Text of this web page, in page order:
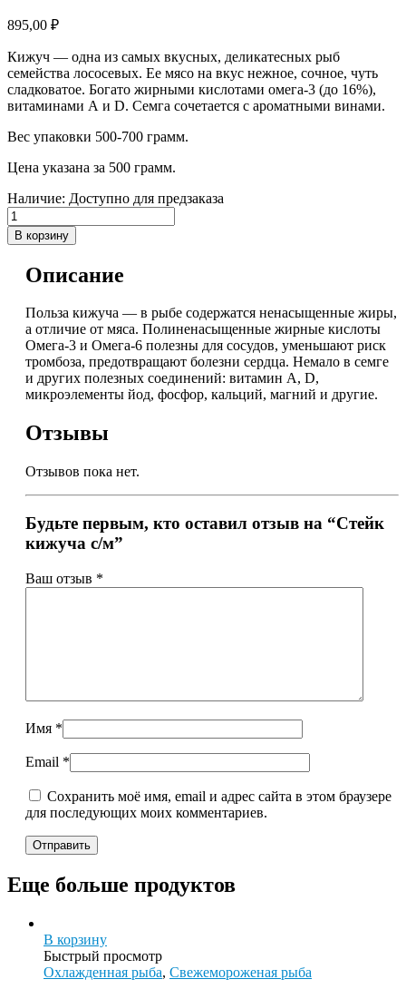
895,00 ₽
Кижуч — одна из самых вкусных, деликатесных рыб
семейства лососевых. Ее мясо на вкус нежное, сочное, чуть
сладковатое. Богато жирными кислотами омега-3 (до 16%),
витаминами А и D. Семга сочетается с ароматными винами.
Вес упаковки 500-700 грамм.
Цена указана за 500 грамм.
Наличие: Доступно для предзаказа
В корзину
Описание
Польза кижуча — в рыбе содержатся ненасыщенные жиры,
а отличие от мяса. Полиненасыщенные жирные кислоты
Омега-3 и Омега-6 полезны для сосудов, уменьшают риск
тромбоза, предотвращают болезни сердца. Немало в семге
и других полезных соединений: витамин А, D,
микроэлементы йод, фосфор, кальций, магний и другие.
Отзывы
Отзывов пока нет.
Будьте первым, кто оставил отзыв на “Стейк
кижуча с/м”
Ваш отзыв *
Имя *
Email *
Сохранить моё имя, email и адрес сайта в этом браузере
для последующих моих комментариев.
Еще больше продуктов
В корзину
Быстрый просмотр
Охлажденная рыба, Свежемороженая рыба